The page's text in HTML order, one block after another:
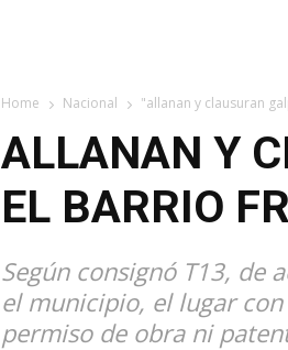
Home Nacional "allanan y clausuran
ALLANAN Y
EL BARRIO
Según consignó T13, de
el municipio, el lugar
permiso de obra ni